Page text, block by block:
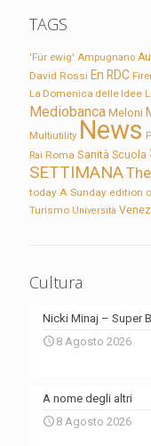
TAGS
'Für ewig' Ampugnano
David Rossi En RDC
La Domenica delle Idee
Mediobanca Meloni
Multiutility News
Rai Roma Sanità Scuola
SETTIMANA
today A Sunday edition
Turismo Università
Cultura
Nicki Minaj – Super
8 Agosto 2026
A nome degli altri
8 Agosto 2026